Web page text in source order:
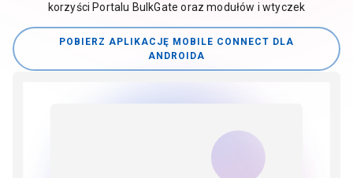
korzyści Portalu BulkGate oraz modułów i wtyczek
POBIERZ APLIKACJĘ MOBILE CONNECT DLA
ANDROIDA